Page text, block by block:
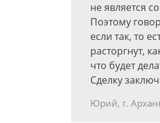
не является
Поэтому
если так, то
расторгнут,
что будет
Сделку
Юрий, г.